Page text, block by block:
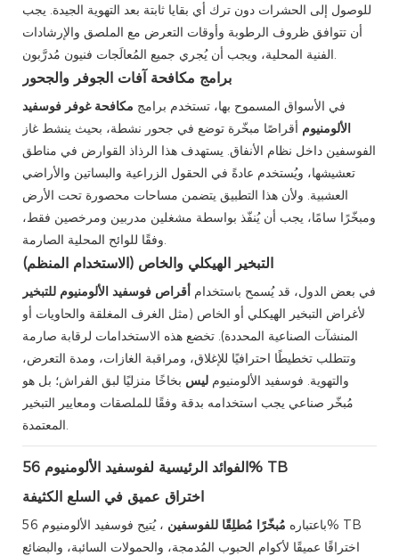
للوصول إلى الحشرات دون ترك أي بقايا ثابتة بعد التهوية الجيدة. يجب
أن تتوافق ظروف الرطوبة وأوقات التعرض مع الملصق والإرشادات
الفنية المحلية، ويجب أن يُجري جميع المُعالَجات فنيون مُدرَّبون.
برامج مكافحة آفات الجوفر والجحور
في الأسواق المسموح بها، تستخدم برامج مكافحة غوفر فوسفيد
الألومنيوم أقراصًا مبخّرة توضع في جحور نشطة، بحيث ينشط غاز
الفوسفين داخل نظام الأنفاق. يستهدف هذا الرذاذ القوارض في مناطق
تعشيشها، ويُستخدم عادةً في الحقول الزراعية والبساتين والأراضي
العشبية. ولأن هذا التطبيق يتضمن مساحات محصورة تحت الأرض
ومبخّرًا سامًا، يجب أن يُنفّذ بواسطة مشغلين مدربين ومرخصين فقط،
وفقًا للوائح المحلية الصارمة.
التبخير الهيكلي والخاص (الاستخدام المنظم)
في بعض الدول، قد يُسمح باستخدام أقراص فوسفيد الألومنيوم للتبخير
لأغراض التبخير الهيكلي أو الخاص (مثل الغرف المغلقة والحاويات أو
المنشآت الصناعية المحددة). تخضع هذه الاستخدامات لرقابة صارمة
وتتطلب تخطيطًا احترافيًا للإغلاق، ومراقبة الغازات، ومدة التعرض،
والتهوية. فوسفيد الألومنيوم ليس بخاخًا منزليًا لبق الفراش؛ بل هو
مُبخّر صناعي يجب استخدامه بدقة وفقًا للملصقات ومعايير التبخير
المعتمدة.
الفوائد الرئيسية لفوسفيد الألومنيوم 56% TB
اختراق عميق في السلع الكثيفة
باعتباره مُبخّرًا مُطلِقًا للفوسفين
، يُتيح فوسفيد الألومنيوم 56% TB
اختراقًا عميقًا لأكوام الحبوب المُدمجة، والحمولات السائبة، والبضائع